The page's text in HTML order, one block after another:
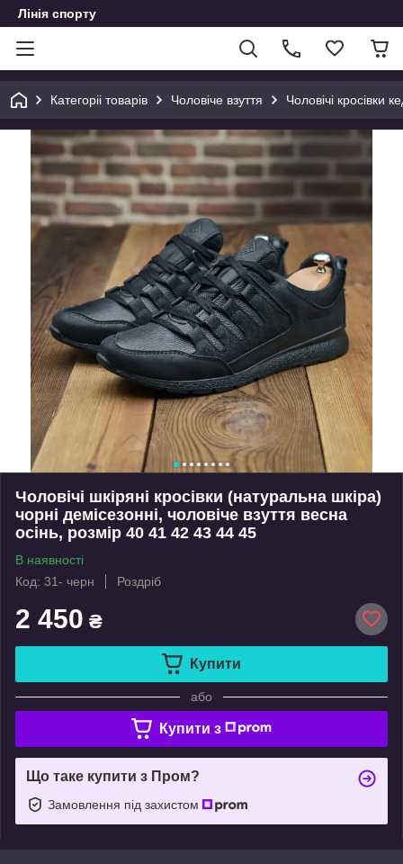
Лінія спорту
Категоріі товарів Чоловіче взуття Чоловічі кросівки
Чоловічі шкіряні кросівки (натуральна шкіра)
чорні демісезонні, чоловіче взуття весна
осінь, розмір 40 41 42 43 44 45
В наявності
Код: 31- черн
Роздріб
2 450 ₴
Купити
або
Купити з
Що таке купити з Пром?
Замовлення під захистом